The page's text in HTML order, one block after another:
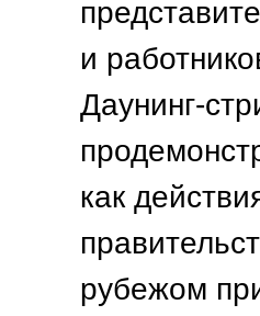
и
Даунинг-
как
рубежом